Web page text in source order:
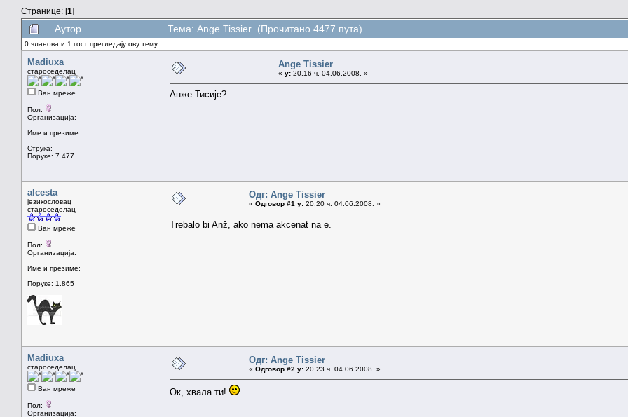
Странице: [1]
Аутор Тема: Ange Tissier (Прочитано 4477 пута)
0 чланова и 1 гост прегледају ову тему.
Madiuxa
староседелац
Ван мреже
Пол:
Организација:
Име и презиме:
Струка:
Поруке: 7.477
Ange Tissier
« у: 20.16 ч. 04.06.2008. »
Анже Тисије?
alcesta
језикословац
староседелац
Ван мреже
Пол:
Организација:
Име и презиме:
Поруке: 1.865
Одг: Ange Tissier
« Одговор #1 у: 20.20 ч. 04.06.2008. »
Trebalo bi Anž, ako nema akcenat na e.
Madiuxa
староседелац
Ван мреже
Пол:
Организација:
Одг: Ange Tissier
« Одговор #2 у: 20.23 ч. 04.06.2008. »
Ок, хвала ти!